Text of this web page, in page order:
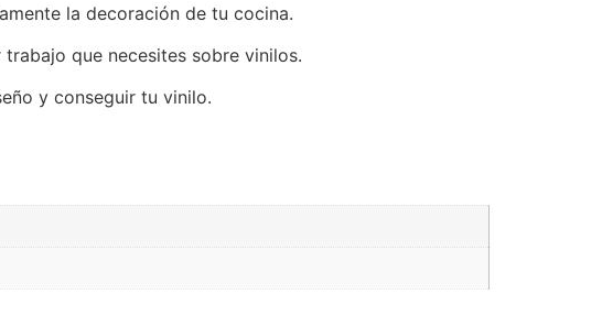
la decoración de tu cocina.
que necesites sobre vinilos.
y conseguir tu vinilo.